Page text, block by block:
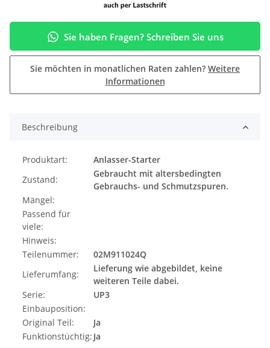
Sie haben Fragen? Schreiben Sie uns
Sie möchten in monatlichen Raten zahlen? Weitere
Informationen
Beschreibung
Produktart:
Anlasser-Starter
Zustand:
Gebraucht mit altersbedingten
Gebrauchs- und Schmutzspuren.
Mängel:
Passend für
viele:
Hinweis:
Teilenummer:
02M911024Q
Lieferumfang:
Lieferung wie abgebildet, keine
weiteren Teile dabei.
Serie:
UP3
Einbauposition:
Original Teil:
Ja
Funktionstüchtig: Ja